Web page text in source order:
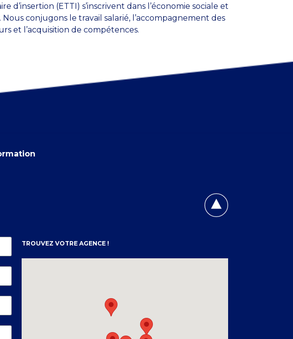
d’insertion (ETTI) s’inscrivent dans l’économie sociale et
Nous conjugons le travail salarié, l’accompagnement des
et l’acquisition de compétences.
TROUVEZ VOTRE AGENCE !